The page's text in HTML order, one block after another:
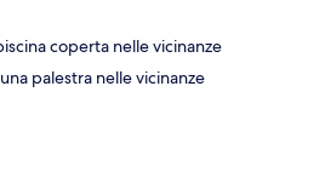
coperta nelle vicinanze
palestra nelle vicinanze